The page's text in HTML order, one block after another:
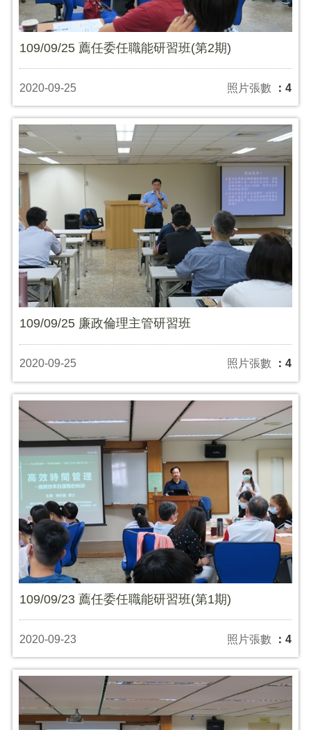
109/09/25 薦任委任職能研習班(第2期)
2020-09-25 照片張數 ：4
109/09/25 廉政倫理主管研習班
2020-09-25 照片張數 ：4
109/09/23 薦任委任職能研習班(第1期)
2020-09-23 照片張數 ：4